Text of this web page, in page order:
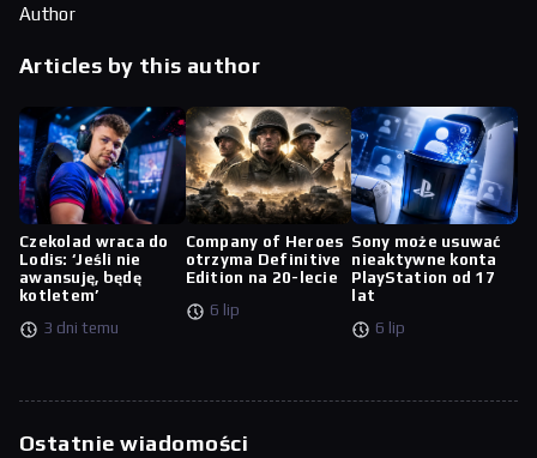
Author
Articles by this author
Czekolad wraca do
Lodis: ‘Jeśli nie
awansuję, będę
kotletem’
3 dni temu
Company of Heroes
otrzyma Definitive
Edition na 20-lecie
6 lip
Sony może usuwać
nieaktywne konta
PlayStation od 17
lat
6 lip
Ostatnie wiadomości